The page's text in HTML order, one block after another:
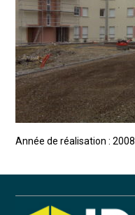
Année de réalisation : 2008